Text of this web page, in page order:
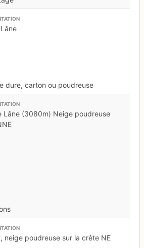
dure, carton ou poudreuse
Lâne (3080m) Neige poudreuse
neige poudreuse sur la crête NE